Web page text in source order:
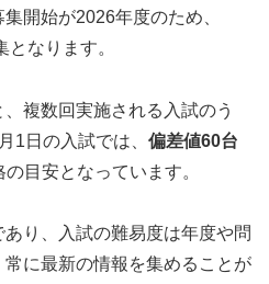
開始が2026年度のため、
なります。
複数回実施される入試のう
1日の入試では、 偏差値60台
の目安となっています。
り、入試の難易度は年度や問
に最新の情報を集めることが